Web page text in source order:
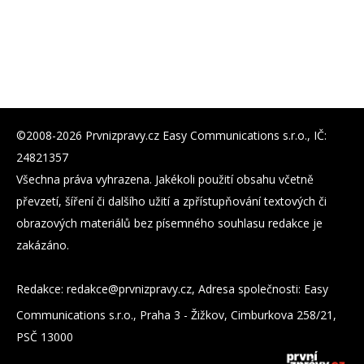
©2008-2026 Prvnizpravy.cz Easy Communications s.r.o., IČ:
24821357
Všechna práva vyhrazena. Jakékoli použití obsahu včetně
převzetí, šíření či dalšího užití a zpřístupňování textových či
obrazových materiálů bez písemného souhlasu redakce je
zakázáno.
Redakce: zc.yvarpzinvrp@eckader, Adresa společnosti: Easy
Communications s.r.o., Praha 3 - Žižkov, Cimburkova 258/21,
PSČ 13000